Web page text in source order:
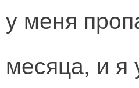
у меня
месяца, и я